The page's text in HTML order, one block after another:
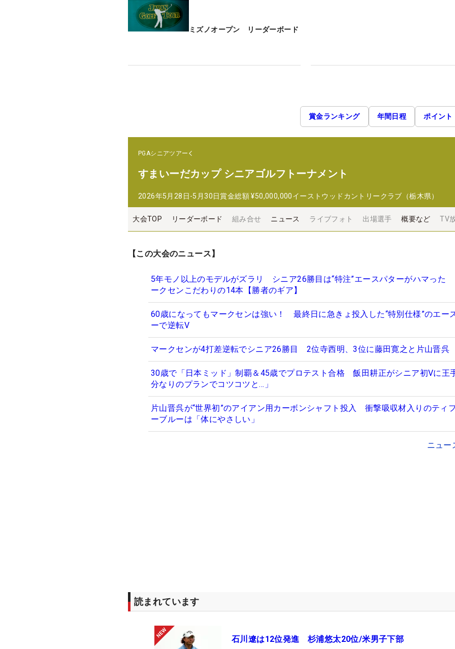
ミズノオープン リーダーボード
賞金ランキング 年間日程 ポイント
PGAシニアツアー
すまいーだカップ シニアゴルフトーナメント
2026年5月28日-5月30日賞金総額 ¥50,000,000イーストウッドカントリークラブ（栃木県）
大会TOP リーダーボード 組み合せ ニュース ライブフォト 出場選手 概要など TV
【この大会のニュース】
5年モノ以上のモデルがズラリ シニア26勝目は“特注”エースパターがハマった
ークセンこだわりの14本【勝者のギア】
60歳になってもマークセンは強い！ 最終日に急きょ投入した“特別仕様”のエー
ーで逆転V
マークセンが4打差逆転でシニア26勝目 2位寺西明、3位に藤田寛之と片山晋呉
30歳で「日本ミッド」制覇＆45歳でプロテスト合格 飯田耕正がシニア初Vに王
分なりのプランでコツコツと…」
片山晋呉が“世界初”のアイアン用カーボンシャフト投入 衝撃吸収材入りのティ
ーブルーは「体にやさしい」
ニュー
読まれています
石川遼は12位発進 杉浦悠太20位/米男子下部